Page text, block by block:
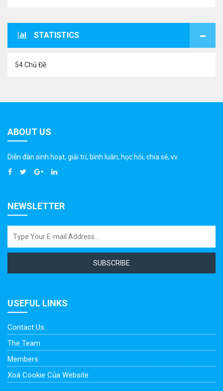
STATISTICS
54 Chủ Đề
ABOUT US
Diễn đàn sinh hoạt, giải trí, bình luân, học hỏi, chia sẻ, vv.
NEWSLETTER
SUBSCRIBE
USEFUL LINKS
Contact Us
The Team
Members
Xoá Cookie Của Website